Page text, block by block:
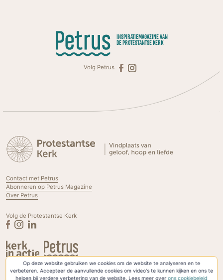
Op deze website gebruiken we cookies om de website te analyseren en te
verbeteren. Accepteer de aanvullende cookies om video's te kunnen kijken en ons te
helpen bij verdere verbetering van de website. Lees meer overons cookiebeleid
INSPIRATIEMAGAZINE VAN
DE PROTESTANTSE KERK
Volg Petrus
Contact met Petrus
Abonneren op Petrus Magazine
Over Petrus
Volg de Protestantse Kerk
Privacyverklaring & Cookies